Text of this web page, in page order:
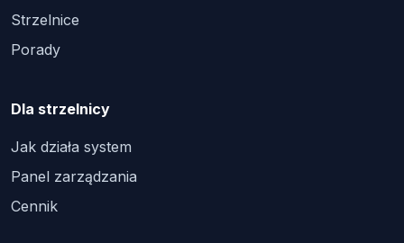
Strzelnice
Porady
Dla strzelnicy
Jak działa system
Panel zarządzania
Cennik